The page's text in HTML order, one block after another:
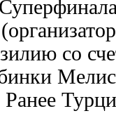
со